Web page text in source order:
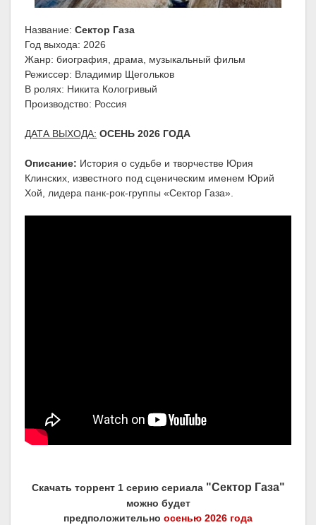
Название: Сектор Газа
Год выхода: 2026
Жанр: биография, драма, музыкальный фильм
Режиссер: Владимир Щегольков
В ролях: Никита Кологривый
Производство: Россия
ДАТА ВЫХОДА: ОСЕНЬ 2026 ГОДА
Описание: История о судьбе и творчестве Юрия
Клинских, известного под сценическим именем Юрий
Хой, лидера панк-рок-группы «Сектор Газа».
Скачать торрент 1 серию сериала "Сектор Газа"
можно будет
предположительно осенью 2026 года